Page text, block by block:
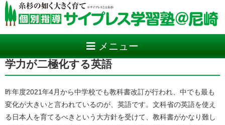
メニュー
学力が二極化する英語
昨年度2021年4月から中学校でも教科書改訂が行われ、中でも最も
変化が大きいと言われているのが、英語です。文科省の英語を使え
る日本人を育てるべきという大方針を受けて、教科書がかなり難し